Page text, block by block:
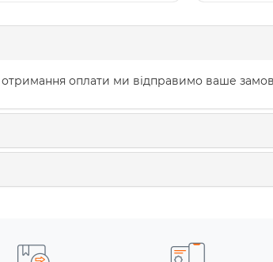
отримання оплати ми відправимо ваше